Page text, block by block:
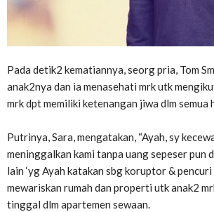
Pada detik2 kematiannya, seorg pria, Tom
anak2nya dan ia menasehati mrk utk
mrk dpt memiliki ketenangan jiwa dlm semua
Putrinya, Sara, mengatakan, “Ayah, sy
meninggalkan kami tanpa uang sepeser pun
lain ‘yg Ayah katakan sbg koruptor & pencuri
mewariskan rumah dan properti utk anak2
tinggal dlm apartemen sewaan.